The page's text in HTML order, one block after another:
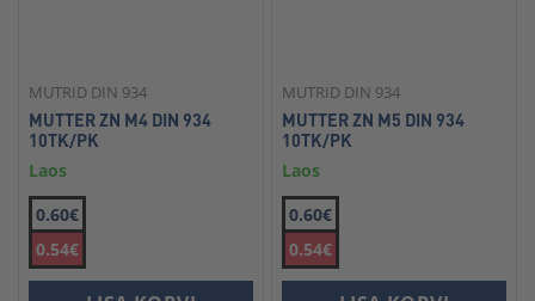
MUTRID DIN 934
MUTTER ZN M4 DIN 934
10TK/PK
Laos
0.60€
0.54€
MUTRID DIN 934
MUTTER ZN M5 DIN 934
10TK/PK
Laos
0.60€
0.54€